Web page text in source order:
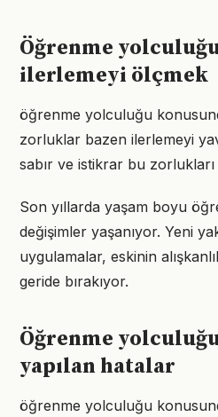
Öğrenme
ilerlemeyi ölçmek
öğrenme yolculuğu
zorluklar bazen ilerlemeyi
sabır ve istikrar bu
Son yıllarda yaşam boyu
değişimler yaşanıyor. Yeni
uygulamalar, eskinin
geride bırakıyor.
Öğrenme
yapılan hatalar
öğrenme yolculuğu